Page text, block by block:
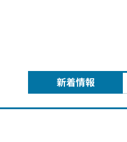
新着情報